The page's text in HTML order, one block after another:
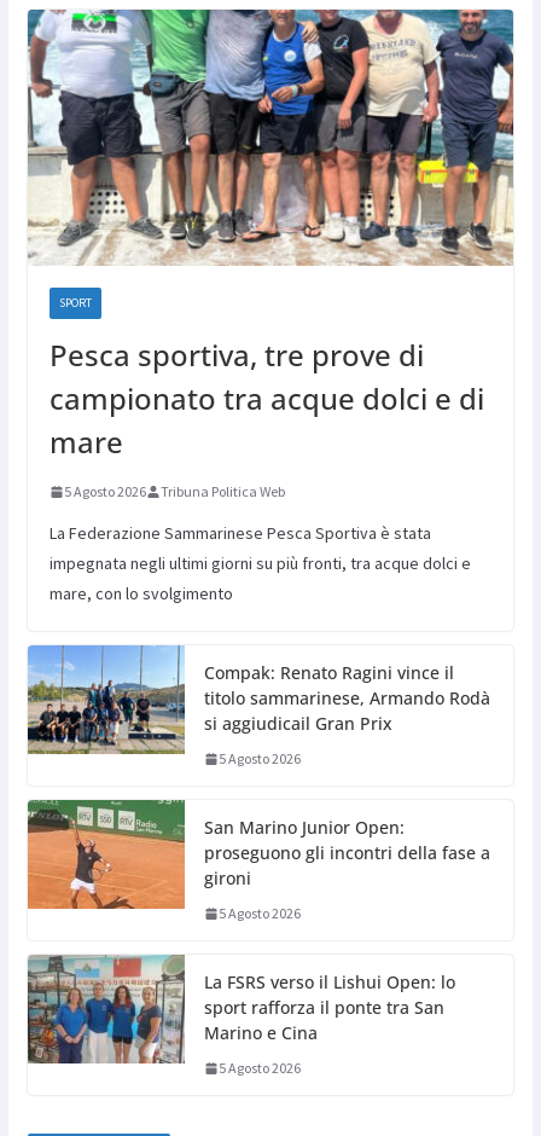
SPORT
Pesca sportiva, tre prove di
campionato tra acque dolci e di
mare
5 Agosto 2026 Tribuna Politica Web
La Federazione Sammarinese Pesca Sportiva è stata
impegnata negli ultimi giorni su più fronti, tra acque dolci e
mare, con lo svolgimento
Compak: Renato Ragini vince il
titolo sammarinese, Armando Rodà
si aggiudicail Gran Prix
5 Agosto 2026
San Marino Junior Open:
proseguono gli incontri della fase a
gironi
5 Agosto 2026
La FSRS verso il Lishui Open: lo
sport rafforza il ponte tra San
Marino e Cina
5 Agosto 2026